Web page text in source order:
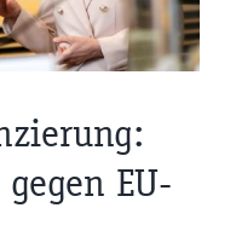
EU-